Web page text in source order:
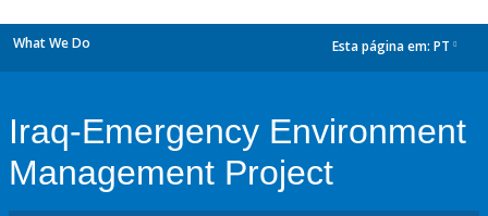
What We Do Esta página em: PT
Iraq-Emergency Environment
Management Project